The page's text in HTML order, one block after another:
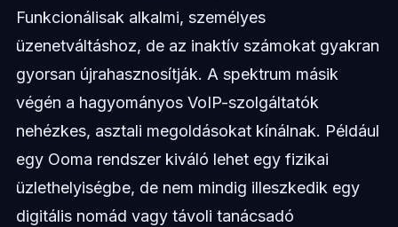
Funkcionálisak alkalmi, személyes
üzenetváltáshoz, de az inaktív számokat gyakran
gyorsan újrahasznosítják. A spektrum másik
végén a hagyományos VoIP-szolgáltatók
nehézkes, asztali megoldásokat kínálnak. Például
egy Ooma rendszer kiváló lehet egy fizikai
üzlethelyiségbe, de nem mindig illeszkedik egy
digitális nomád vagy távoli tanácsadó